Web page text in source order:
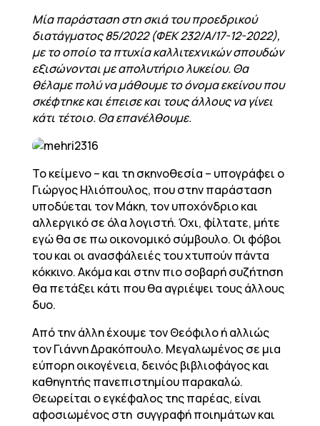
Μία παράσταση στη σκιά του προεδρικού
διατάγματος 85/2022 (ΦΕΚ 232/Α/17-12-2022),
με το οποίο τα πτυχία καλλιτεχνικών σπουδών
εξισώνονται με απολυτήριο λυκείου. Θα
θέλαμε πολύ να μάθουμε το όνομα εκείνου που
σκέφτηκε και έπεισε και τους άλλους να γίνει
κάτι τέτοιο. Θα επανέλθουμε.
Το κείμενο – και τη σκηνοθεσία – υπογράφει ο
Γιώργος Ηλιόπουλος, που στην παράσταση
υποδύεται τον Μάκη, τον υποχόνδριο και
αλλεργικό σε όλα λογιστή. Όχι, φίλτατε, μήτε
εγώ θα σε πω οικονομικό σύμβουλο. Οι φόβοι
του και οι ανασφάλειές του χτυπούν πάντα
κόκκινο. Ακόμα και στην πιο σοβαρή συζήτηση
θα πετάξει κάτι που θα αγριέψει τους άλλους
δυο.
Από την άλλη έχουμε τον Θεόφιλο ή αλλιώς
τον Γιάννη Δρακόπουλο. Μεγαλωμένος σε μια
εύπορη οικογένεια, δεινός βιβλιοφάγος και
καθηγητής πανεπιστημίου παρακαλώ.
Θεωρείται ο εγκέφαλος της παρέας, είναι
αφοσιωμένος στη συγγραφή ποιημάτων και